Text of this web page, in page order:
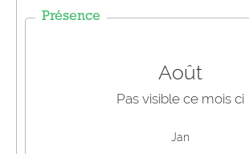
Présence
Août
Pas visible ce mois ci
Jan